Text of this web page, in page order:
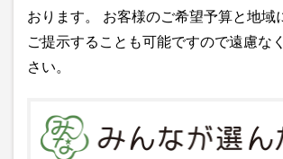
おります。 お客様のご希望予算と地域
ご提示することも可能ですので遠慮な
さい。